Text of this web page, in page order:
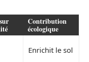
Contribution
écologique
Enrichit le sol